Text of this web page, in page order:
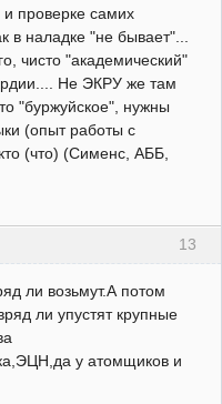
и проверке самих
в наладке "не бывает"...
чисто "академический"
Не ЭКРУ же там
"буржуйское", нужны
(опыт работы с
(что) (Сименс, АББ,
13
ли возьмут.А потом
ли упустят крупные
у атомщиков и